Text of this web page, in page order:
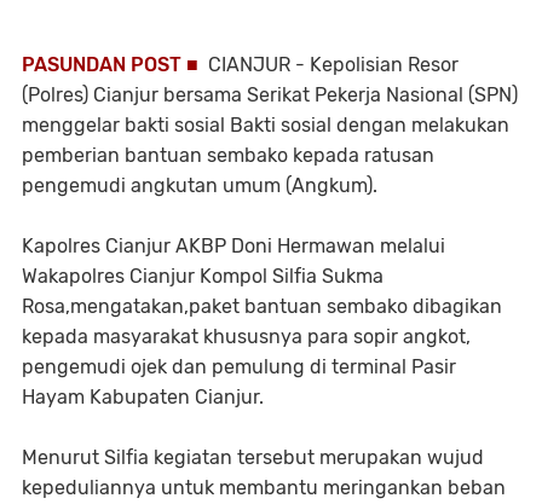
PASUNDAN POST ■ CIANJUR - Kepolisian Resor
(Polres) Cianjur bersama Serikat Pekerja Nasional (SPN)
menggelar bakti sosial Bakti sosial dengan melakukan
pemberian bantuan sembako kepada ratusan
pengemudi angkutan umum (Angkum).
Kapolres Cianjur AKBP Doni Hermawan melalui
Wakapolres Cianjur Kompol Silfia Sukma
Rosa,mengatakan,paket bantuan sembako dibagikan
kepada masyarakat khususnya para sopir angkot,
pengemudi ojek dan pemulung di terminal Pasir
Hayam Kabupaten Cianjur.
Menurut Silfia kegiatan tersebut merupakan wujud
kepeduliannya untuk membantu meringankan beban